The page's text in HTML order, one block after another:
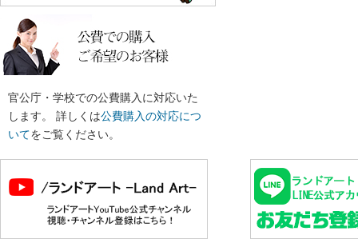
官公庁・学校での公費購入に対応いた
します。 詳しくは公費購入の対応につ
いてをご覧ください。